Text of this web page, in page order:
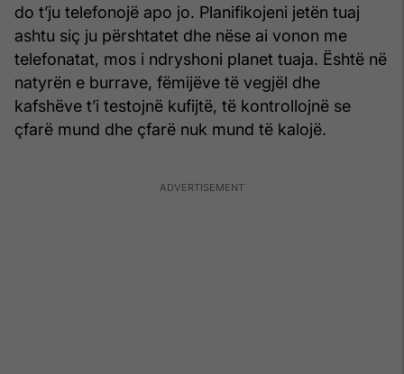
do t’ju telefonojë apo jo. Planifikojeni jetën tuaj
ashtu siç ju përshtatet dhe nëse ai vonon me
telefonatat, mos i ndryshoni planet tuaja. Është në
natyrën e burrave, fëmijëve të vegjël dhe
kafshëve t’i testojnë kufijtë, të kontrollojnë se
çfarë mund dhe çfarë nuk mund të kalojë.